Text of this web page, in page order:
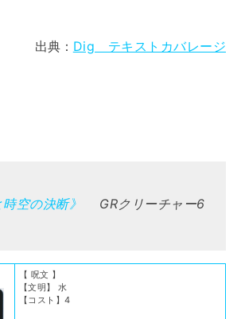
出典： Dig テキストカバレージ
空の決断》
GRクリーチャー6
【 呪文 】
【文明】 水
【コスト】4